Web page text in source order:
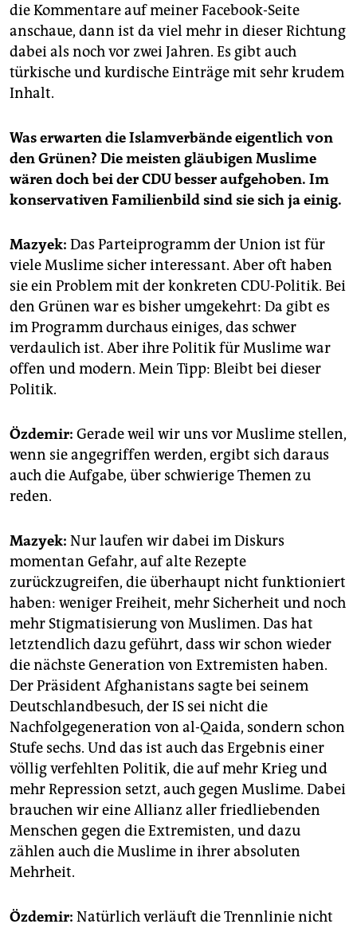
die Kommentare auf meiner Facebook-Seite
anschaue, dann ist da viel mehr in dieser Richtung
dabei als noch vor zwei Jahren. Es gibt auch
türkische und kurdische Einträge mit sehr krudem
Inhalt.
Was erwarten die Islamverbände eigentlich von
den Grünen? Die meisten gläubigen Muslime
wären doch bei der CDU besser aufgehoben. Im
konservativen Familienbild sind sie sich ja einig.
Mazyek: Das Parteiprogramm der Union ist für
viele Muslime sicher interessant. Aber oft haben
sie ein Problem mit der konkreten CDU-Politik. Bei
den Grünen war es bisher umgekehrt: Da gibt es
im Programm durchaus einiges, das schwer
verdaulich ist. Aber ihre Politik für Muslime war
offen und modern. Mein Tipp: Bleibt bei dieser
Politik.
Özdemir: Gerade weil wir uns vor Muslime stellen,
wenn sie angegriffen werden, ergibt sich daraus
auch die Aufgabe, über schwierige Themen zu
reden.
Mazyek: Nur laufen wir dabei im Diskurs
momentan Gefahr, auf alte Rezepte
zurückzugreifen, die überhaupt nicht funktioniert
haben: weniger Freiheit, mehr Sicherheit und noch
mehr Stigmatisierung von Muslimen. Das hat
letztendlich dazu geführt, dass wir schon wieder
die nächste Generation von Extremisten haben.
Der Präsident Afghanistans sagte bei seinem
Deutschlandbesuch, der IS sei nicht die
Nachfolgegeneration von al-Qaida, sondern schon
Stufe sechs. Und das ist auch das Ergebnis einer
völlig verfehlten Politik, die auf mehr Krieg und
mehr Repression setzt, auch gegen Muslime. Dabei
brauchen wir eine Allianz aller friedliebenden
Menschen gegen die Extremisten, und dazu
zählen auch die Muslime in ihrer absoluten
Mehrheit.
Özdemir: Natürlich verläuft die Trennlinie nicht